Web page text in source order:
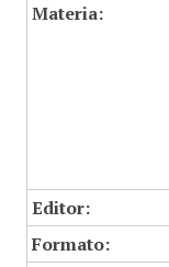
Materia:
Editor:
Formato: